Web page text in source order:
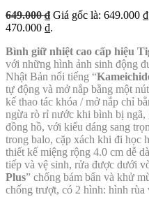
649.000₫ Giá gốc là: 649.000
470.000 ₫.
Bình giữ nhiệt cao cấp hiệu
với những hình ảnh sinh động
Nhật Bản nổi tiếng “
tự động và mở nắp bằng một
kế thao tác khóa / mở nắp chỉ
ngừa rò rỉ nước khi bình bị
đồng hồ, với kiểu dáng sang
trong balo, cặp xách khi đi học
thiết kế miệng rộng 4.0 cm dễ
tiếp và vệ sinh, rửa được dưới
Plus” chống bám bẩn và khử
chống trượt, có 2 hình: hình rùa